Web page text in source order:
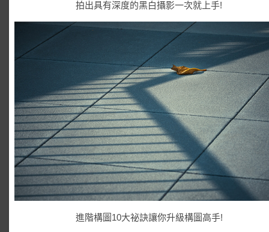
拍出具有深度的黑白攝影一次就上手!
進階構圖10大祕訣讓你升級構圖高手!